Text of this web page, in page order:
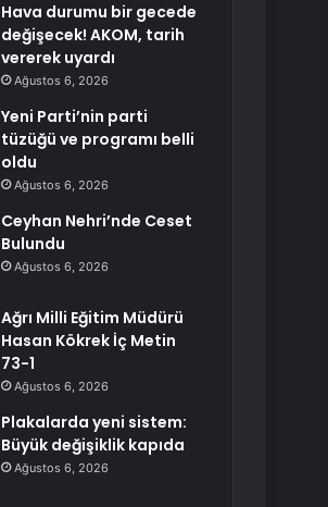
Hava durumu bir gecede
değişecek! AKOM, tarih
vererek uyardı
Ağustos 6, 2026
Yeni Parti’nin parti
tüzüğü ve programı belli
oldu
Ağustos 6, 2026
Ceyhan Nehri’nde Ceset
Bulundu
Ağustos 6, 2026
Ağrı Milli Eğitim Müdürü
Hasan Kökrek İç Metin
73-1
Ağustos 6, 2026
Plakalarda yeni sistem:
Büyük değişiklik kapıda
Ağustos 6, 2026